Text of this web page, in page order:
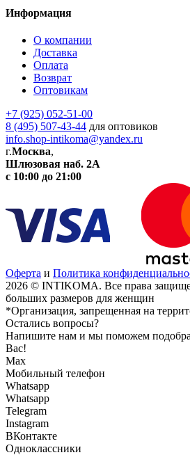
Информация
О компании
Доставка
Оплата
Возврат
Оптовикам
+7 (925) 052-51-00
8 (495) 507-43-44 для оптовиков
info.shop-intikoma@yandex.ru
г.Москва,
Шлюзовая наб. 2А
с 10:00 до 21:00
Оферта и Политика
2026 © INTIKOMA. Все права
больших размеров для женщин
*Организация, запрещенная на
Остались вопросы?
Напишите нам и мы поможем
Вас!
Max
Мобильный телефон
Whatsapp
Whatsapp
Telegram
Instagram
ВКонтакте
Одноклассники